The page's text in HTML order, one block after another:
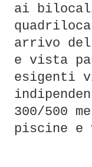
ai
arrivo
e vista
esigenti
300/500
piscine e